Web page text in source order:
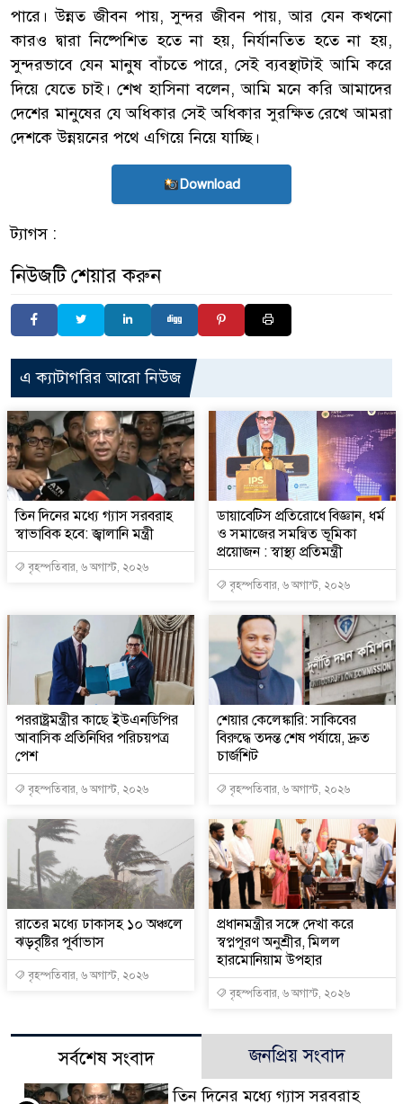
পারে। উন্নত জীবন পায়, সুন্দর জীবন পায়, আর যেন কখনো
কারও দ্বারা নিষ্পেশিত হতে না হয়, নির্যানতিত হতে না হয়,
সুন্দরভাবে যেন মানুষ বাঁচতে পারে, সেই ব্যবস্থাটাই আমি করে
দিয়ে যেতে চাই। শেখ হাসিনা বলেন, আমি মনে করি আমাদের
দেশের মানুষের যে অধিকার সেই অধিকার সুরক্ষিত রেখে আমরা
দেশকে উন্নয়নের পথে এগিয়ে নিয়ে যাচ্ছি।
Download
ট্যাগস :
নিউজটি শেয়ার করুন
এ ক্যাটাগরির আরো নিউজ
তিন দিনের মধ্যে গ্যাস সরবরাহ
স্বাভাবিক হবে: জ্বালানি মন্ত্রী
বৃহস্পতিবার, ৬ অগাস্ট, ২০২৬
ডায়াবেটিস প্রতিরোধে বিজ্ঞান, ধর্ম
ও সমাজের সমন্বিত ভূমিকা
প্রয়োজন : স্বাস্থ্য প্রতিমন্ত্রী
বৃহস্পতিবার, ৬ অগাস্ট, ২০২৬
পররাষ্ট্রমন্ত্রীর কা‌ছে ইউএনডিপির
আবাসিক প্রতিনিধির পরিচয়পত্র
পেশ
বৃহস্পতিবার, ৬ অগাস্ট, ২০২৬
শেয়ার কেলেঙ্কারি: সাকিবের
বিরুদ্ধে তদন্ত শেষ পর্যায়ে, দ্রুত
চার্জশিট
বৃহস্পতিবার, ৬ অগাস্ট, ২০২৬
রাতের মধ্যে ঢাকাসহ ১০ অঞ্চলে
ঝড়বৃষ্টির পূর্বাভাস
বৃহস্পতিবার, ৬ অগাস্ট, ২০২৬
প্রধানমন্ত্রীর সঙ্গে দেখা করে
স্বপ্নপূরণ অনুশ্রীর, মিলল
হারমোনিয়াম উপহার
বৃহস্পতিবার, ৬ অগাস্ট, ২০২৬
সর্বশেষ সংবাদ জনপ্রিয় সংবাদ
তিন দিনের মধ্যে গ্যাস সরবরাহ